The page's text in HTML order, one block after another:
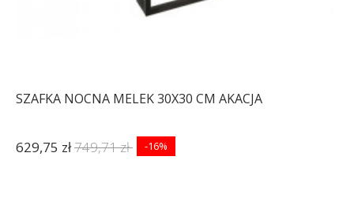
SZAFKA NOCNA MELEK 30X30 CM AKACJA
629,75 zł749,71 zł -16%